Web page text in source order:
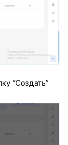
“Создать”